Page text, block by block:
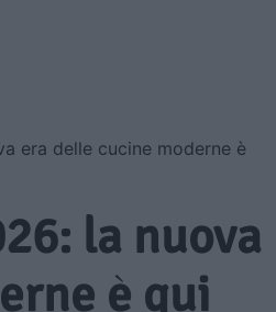
era delle cucine moderne è
la nuova
è qui